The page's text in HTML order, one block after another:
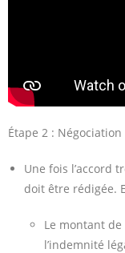
Étape 2 :
Une fois l’accord
doit être rédigée.
Le montant de
l’indemnité